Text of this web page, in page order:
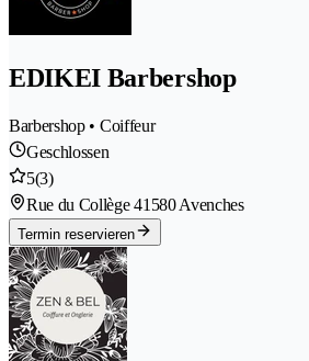
EDIKEI Barbershop
Barbershop • Coiffeur
Geschlossen
5(3)
Rue du Collège 41580 Avenches
Termin reservieren